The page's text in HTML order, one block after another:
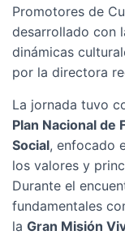
Promotores de
desarrollado con
dinámicas
por la directora
La jornada tuvo
Plan Nacional de
Social, enfocado
los valores y
Durante el
fundamentales
la Gran Misión